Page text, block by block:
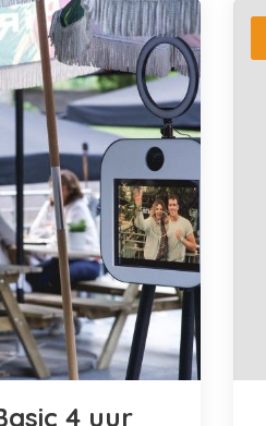
4 uur